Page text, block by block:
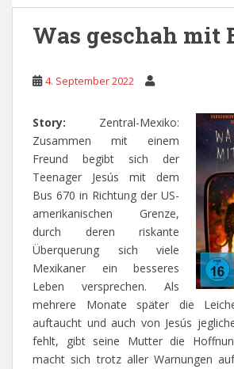
Was geschah mit
4. September 2022
Story: Zentral-Mexiko:
Zusammen mit einem
Freund begibt sich der
Teenager Jesús mit dem
Bus 670 in Richtung der US-
amerikanischen Grenze,
durch deren riskante
Überquerung sich viele
Mexikaner ein besseres
Leben versprechen. Als
mehrere Monate später die
auftaucht und auch von Jesús
fehlt, gibt seine Mutter die
macht sich trotz aller Warnungen